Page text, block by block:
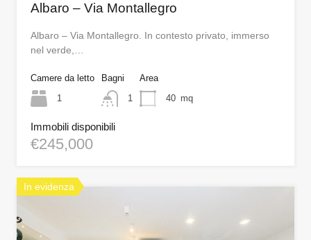
Albaro – Via Montallegro
Albaro – Via Montallegro. In contesto privato, immerso
nel verde,…
Camere da letto
1
Bagni
1
Area
40 mq
Immobili disponibili
€245,000
In evidenza